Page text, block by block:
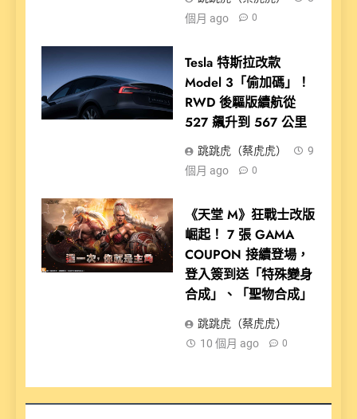
個月 ago
0
Tesla 特斯拉改款
Model 3「偷加碼」！
RWD 後驅版續航從
527 飆升到 567 公里
跳跳虎（蔡虎虎）
9
個月 ago
0
《天堂 M》狂戰士改版
崛起！ 7 張 GAMA
COUPON 接續登場，
登入簽到送「特殊變身
合成」、「聖物合成」
跳跳虎（蔡虎虎）
10 個月 ago
0